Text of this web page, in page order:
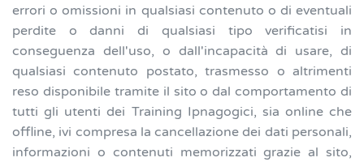
errori o omissioni in qualsiasi contenuto o di eventuali
perdite o danni di qualsiasi tipo verificatisi in
conseguenza dell'uso, o dall'incapacità di usare, di
qualsiasi contenuto postato, trasmesso o altrimenti
reso disponibile tramite il sito o dal comportamento di
tutti gli utenti dei Training Ipnagogici, sia online che
offline, ivi compresa la cancellazione dei dati personali,
informazioni o contenuti memorizzati grazie al sito,